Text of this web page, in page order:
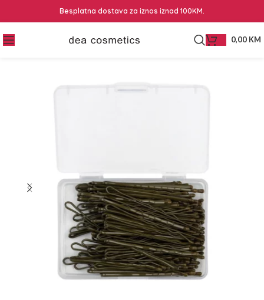
Besplatna dostava za iznos iznad 100KM.
0,00 KM